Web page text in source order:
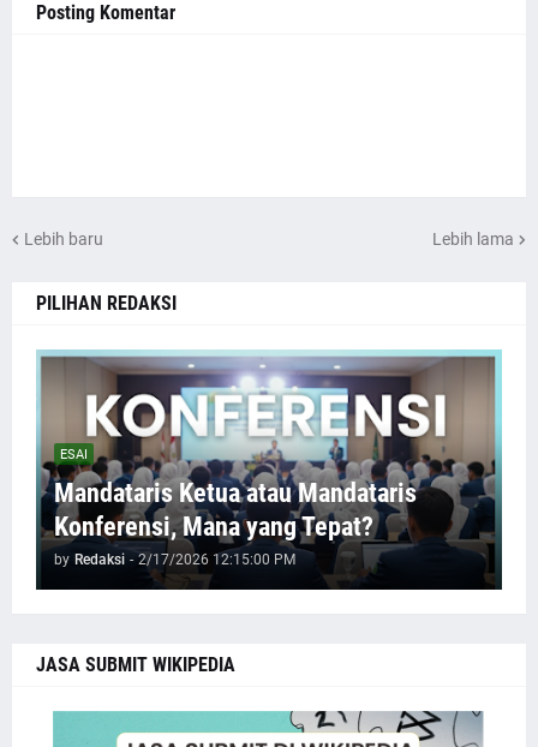
Posting Komentar
Lebih baru Lebih lama
PILIHAN REDAKSI
ESAI
Mandataris Ketua atau Mandataris
Konferensi, Mana yang Tepat?
by Redaksi - 2/17/2026 12:15:00 PM
JASA SUBMIT WIKIPEDIA